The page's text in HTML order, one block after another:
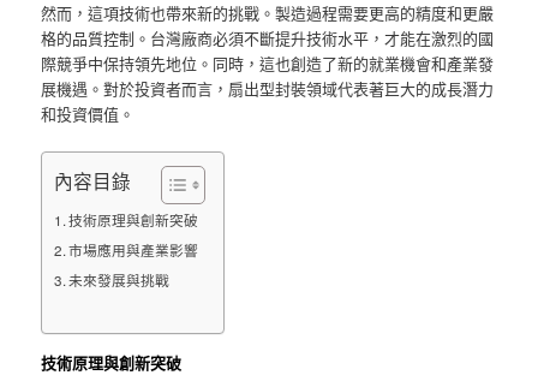
然而，這項技術也帶來新的挑戰。製造過程需要更高的精度和更嚴
格的品質控制。台灣廠商必須不斷提升技術水平，才能在激烈的國
際競爭中保持領先地位。同時，這也創造了新的就業機會和產業發
展機遇。對於投資者而言，扇出型封裝領域代表著巨大的成長潛力
和投資價值。
內容目錄
技術原理與創新突破
市場應用與產業影響
未來發展與挑戰
技術原理與創新突破